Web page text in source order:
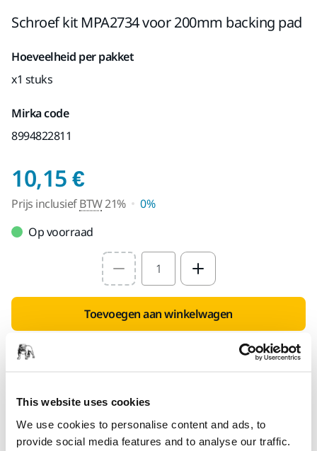
This website uses cookies
We use cookies to personalise content and ads, to
provide social media features and to analyse our traffic.
Schroef kit MPA2734 voor 200mm backing pad
Hoeveelheid per pakket
x1 stuks
Mirka code
8994822811
10,15 €Prijs inclusief BTW
Prijs inclusiefBTW21%
0%
Op voorraad
Select quantity value
Toevoegen aan winkelwagen
SPECIAAL VOOR U
Geen verzendkosten bij bestellingen vanaf €49,90
Veilige betaling